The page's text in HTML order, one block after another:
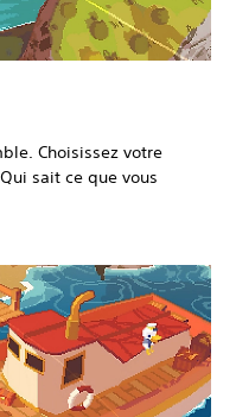
Choisissez votre
sait ce que vous